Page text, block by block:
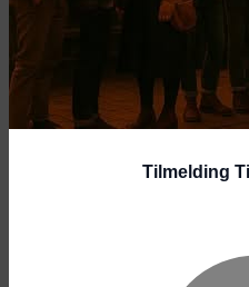
Tilmelding